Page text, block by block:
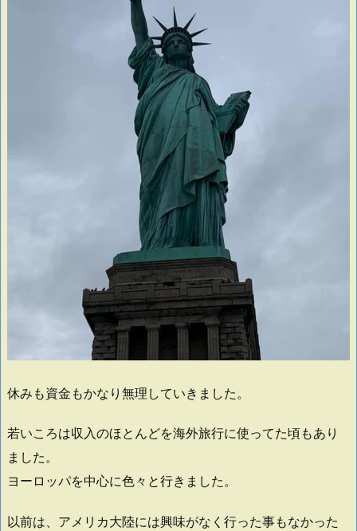
休みも資金もかなり無理していきました。
若いころは収入のほとんどを海外旅行に使ってた頃もあり
ました。
ヨーロッパを中心に色々と行きました。
以前は、アメリカ大陸には興味がなく行った事もなかった